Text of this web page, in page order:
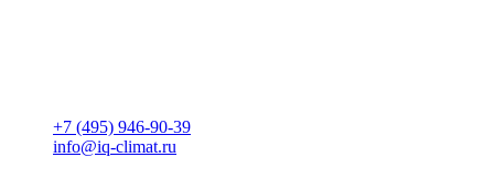
+7 (495) 946-90-39
info@iq-climat.ru